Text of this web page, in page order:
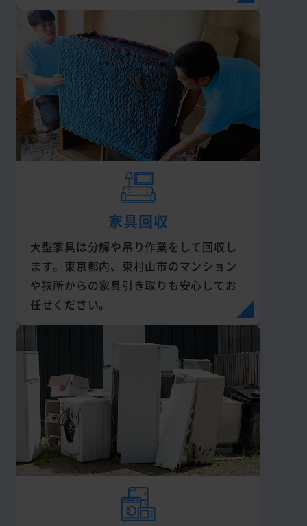
家具回収
大型家具は分解や吊り作業をして回収し
ます。東京都内、東村山市のマンション
や狭所からの家具引き取りも安心してお
任せください。